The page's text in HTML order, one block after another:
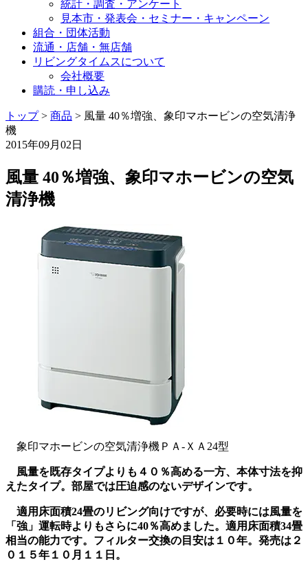
統計・調査・アンケート
見本市・発表会・セミナー・キャンペーン
組合・団体活動
流通・店舗・無店舗
リビングタイムスについて
会社概要
購読・申し込み
トップ> 商品 > 風量 40％増強、象印マホービンの空気清浄
機
2015年09月02日
風量 40％増強、象印マホービンの空気
清浄機
象印マホービンの空気清浄機ＰＡ-ＸＡ24型
風量を既存タイプよりも４０％高める一方、本体寸法を抑
えたタイプ。部屋では圧迫感のないデザインです。
適用床面積24畳のリビング向けですが、必要時には風量を
「強」運転時よりもさらに40％高めました。適用床面積34畳
相当の能力です。フィルター交換の目安は１０年。発売は２
０１５年１０月１１日。